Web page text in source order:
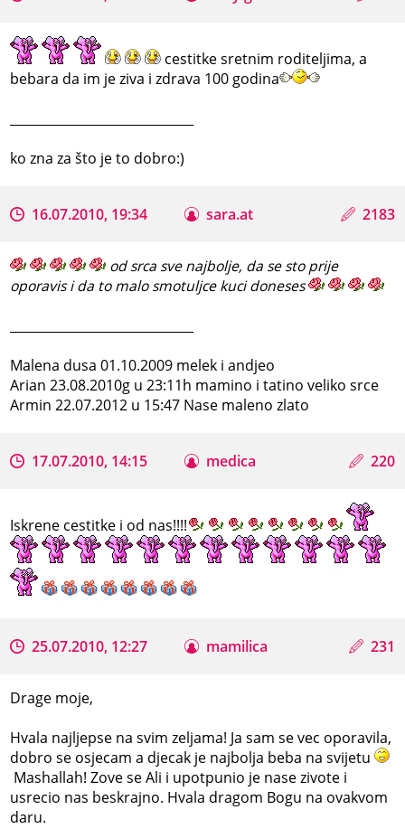
cestitke sretnim roditeljima, a
bebara da im je ziva i zdrava 100 godina
ko zna za što je to dobro:)
16.07.2010, 19:34 sara.at 2183
od srca sve najbolje, da se sto prije
oporavis i da to malo smotuljce kuci doneses
Malena dusa 01.10.2009 melek i andjeo
Arian 23.08.2010g u 23:11h mamino i tatino veliko srce
Armin 22.07.2012 u 15:47 Nase maleno zlato
17.07.2010, 14:15 medica 220
Iskrene cestitke i od nas!!!!
25.07.2010, 12:27 mamilica 231
Drage moje,
Hvala najljepse na svim zeljama! Ja sam se vec oporavila,
dobro se osjecam a djecak je najbolja beba na svijetu
Mashallah! Zove se Ali i upotpunio je nase zivote i
usrecio nas beskrajno. Hvala dragom Bogu na ovakvom
daru.